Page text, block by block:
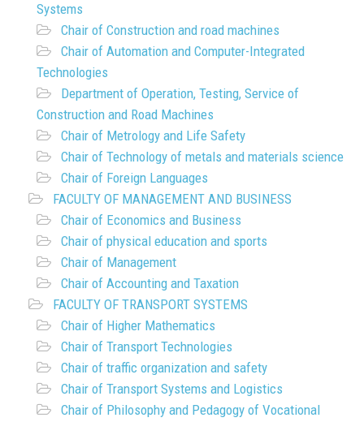
Systems
Chair of Construction and road machines
Chair of Automation and Computer-Integrated
Technologies
Department of Operation, Testing, Service of
Construction and Road Machines
Chair of Metrology and Life Safety
Chair of Technology of metals and materials science
Chair of Foreign Languages
FACULTY OF MANAGEMENT AND BUSINESS
Chair of Economics and Business
Chair of physical education and sports
Chair of Management
Chair of Accounting and Taxation
FACULTY OF TRANSPORT SYSTEMS
Chair of Higher Mathematics
Chair of Transport Technologies
Chair of traffic organization and safety
Chair of Transport Systems and Logistics
Chair of Philosophy and Pedagogy of Vocational